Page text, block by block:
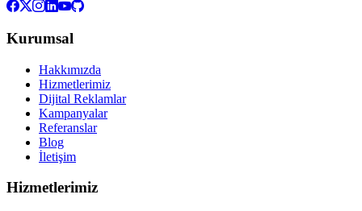
Kurumsal
Hakkımızda
Hizmetlerimiz
Dijital Reklamlar
Kampanyalar
Referanslar
Blog
İletişim
Hizmetlerimiz